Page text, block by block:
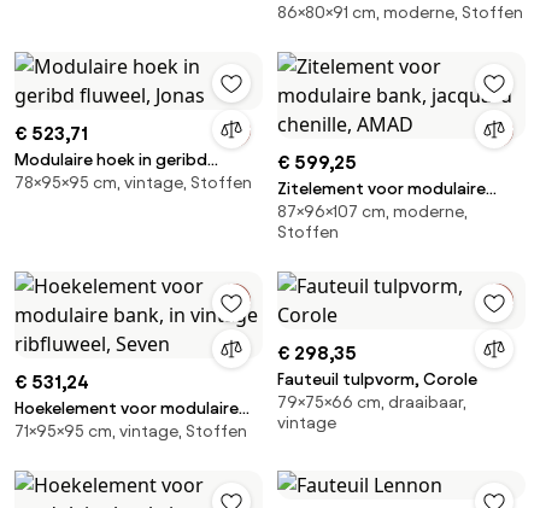
86×80×91 cm, moderne, Stoffen
€ 523,71
Modulaire hoek in geribd
fluweel, Jonas
78×95×95 cm, vintage, Stoffen
€ 599,25
Zitelement voor modulaire
bank, jacquard chenille, AMAD
87×96×107 cm, moderne,
Stoffen
€ 531,24
Hoekelement voor modulaire
bank, in vintage ribfluweel,
71×95×95 cm, vintage, Stoffen
€ 298,35
Fauteuil tulpvorm, Corole
79×75×66 cm, draaibaar,
vintage